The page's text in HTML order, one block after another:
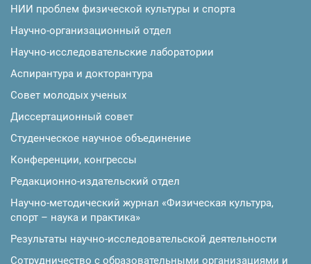
НИИ проблем физической культуры и спорта
Научно-организационный отдел
Научно-исследовательские лаборатории
Аспирантура и докторантура
Совет молодых ученых
Диссертационный совет
Студенческое научное объединение
Конференции, конгрессы
Редакционно-издательский отдел
Научно-методический журнал «Физическая культура,
спорт – наука и практика»
Результаты научно-исследовательской деятельности
Сотрудничество с образовательными организациями и